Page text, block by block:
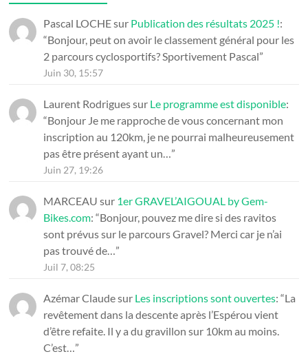
Pascal LOCHEsur Publication des résultats 2025 !:
“Bonjour, peut on avoir le classement général pour les
2 parcours cyclosportifs? Sportivement Pascal”
Juin 30, 15:57
Laurent Rodriguessur Le programme est disponible:
“Bonjour Je me rapproche de vous concernant mon
inscription au 120km, je ne pourrai malheureusement
pas être présent ayant un…”
Juin 27, 19:26
MARCEAU sur 1er GRAVEL’AIGOUAL by Gem-
Bikes.com: “Bonjour, pouvez me dire si des ravitos
sont prévus sur le parcours Gravel? Merci car je n’ai
pas trouvé de…”
Juil 7, 08:25
Azémar Claudesur Les inscriptions sont ouvertes: “La
revêtement dans la descente après l’Espérou vient
d’être refaite. Il y a du gravillon sur 10km au moins.
C’est…”